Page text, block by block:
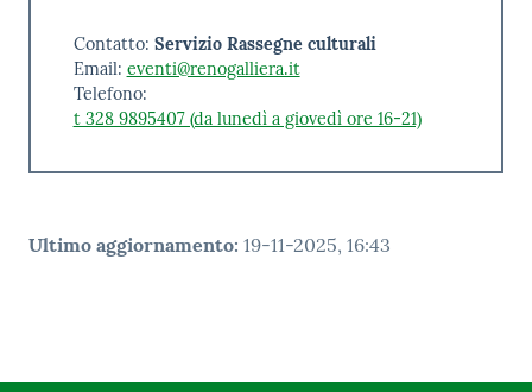
Contatto: Servizio Rassegne culturali
Email: eventi@renogalliera.it
Telefono:
t 328 9895407 (da lunedì a giovedì ore 16-21)
Ultimo aggiornamento: 19-11-2025, 16:43